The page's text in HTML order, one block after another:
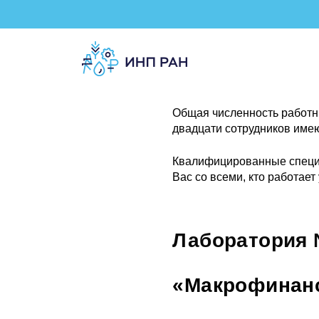
Общая численность
двадцати сотрудников
Квалифицированные
Вас со всеми, кто работает